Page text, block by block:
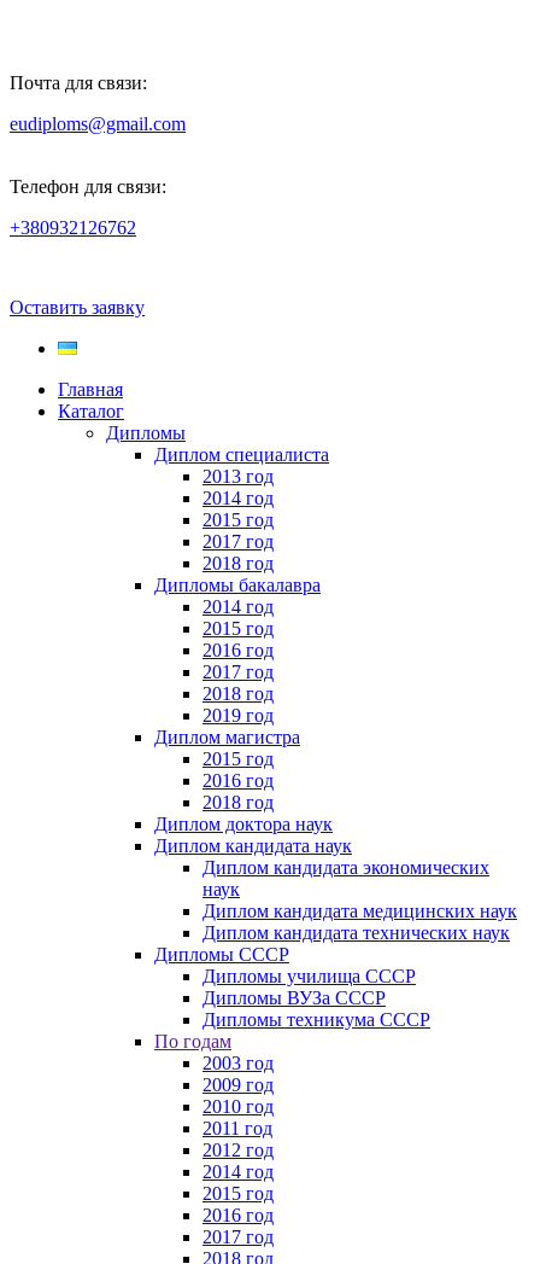
Почта для связи:
eudiploms@gmail.com
Телефон для связи:
+380932126762
Оставить заявку
Главная
Каталог
Дипломы
Диплом специалиста
2013 год
2014 год
2015 год
2017 год
2018 год
Дипломы бакалавра
2014 год
2015 год
2016 год
2017 год
2018 год
2019 год
Диплом магистра
2015 год
2016 год
2018 год
Диплом доктора наук
Диплом кандидата наук
Диплом кандидата экономических
наук
Диплом кандидата медицинских наук
Диплом кандидата технических наук
Дипломы СССР
Дипломы училища СССР
Дипломы ВУЗа СССР
Дипломы техникума СССР
По годам
2003 год
2009 год
2010 год
2011 год
2012 год
2014 год
2015 год
2016 год
2017 год
2018 год